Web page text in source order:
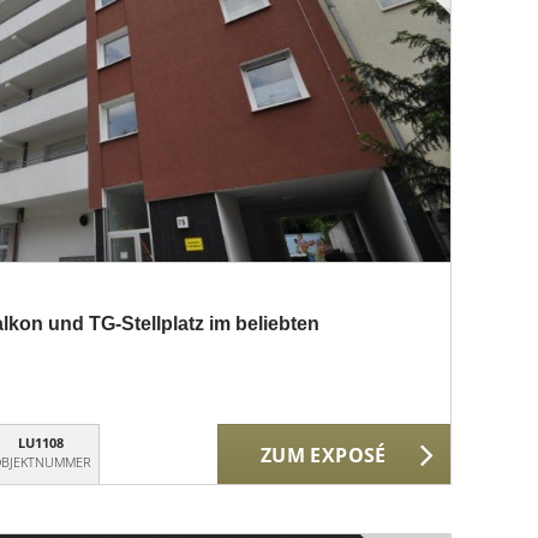
und TG-Stellplatz im beliebten
LU1108
ZUM EXPOSÉ